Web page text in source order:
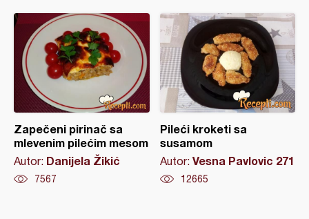
Zapečeni pirinač sa
mlevenim pilećim mesom
Autor: Danijela Žikić
7567
Pileći kroketi sa
susamom
Autor: Vesna Pavlovic 271
12665